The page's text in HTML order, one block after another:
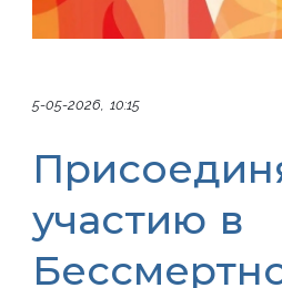
5-05-2026, 10:15
участию в